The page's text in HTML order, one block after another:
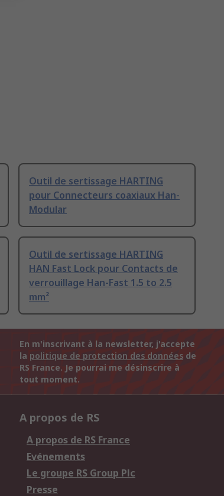
Outil de sertissage HARTING
pour Connecteurs coaxiaux Han-
Modular
Outil de sertissage HARTING
HAN Fast Lock pour Contacts de
verrouillage Han-Fast 1.5 to 2.5
mm²
En m'inscrivant à la newsletter, j'accepte
la politique de protection des données de
RS France. Je pourrai me désinscrire à
tout moment.
A propos de RS
A propos de RS France
Evénements
Le groupe RS Group Plc
Presse